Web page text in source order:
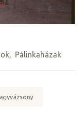
, Pálinkaházak